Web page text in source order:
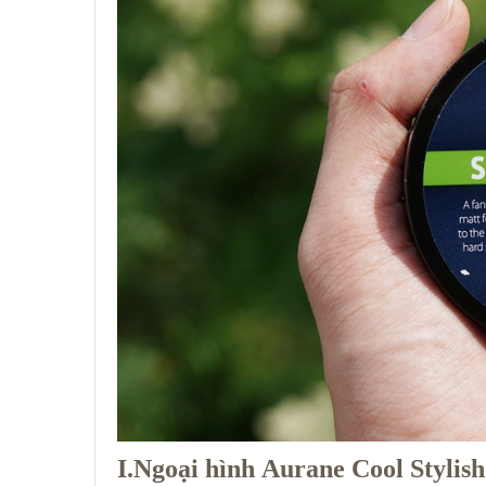
I.Ngoại hình Aurane Cool